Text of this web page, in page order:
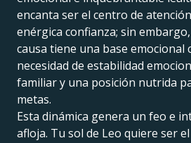
encanta ser el centro de atención
enérgica confianza; sin
causa tiene una base emocional
necesidad de estabilidad
familiar y una posición nutrida
metas.
Esta dinámica genera un feo e
afloja. Tu sol de Leo quiere ser el